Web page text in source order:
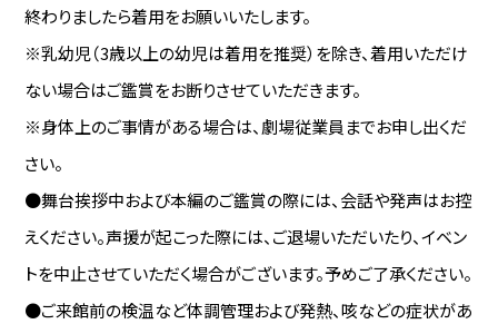
終わりましたら着用をお願いいたします。
※乳幼児（3歳以上の幼児は着用を推奨）を除き、着用いただけ
ない場合はご鑑賞をお断りさせていただきます。
※身体上のご事情がある場合は、劇場従業員までお申し出くだ
さい。
●舞台挨拶中および本編のご鑑賞の際には、会話や発声はお控
えください。声援が起こった際には、ご退場いただいたり、イベン
トを中止させていただく場合がございます。予めご了承ください。
●ご来館前の検温など体調管理および発熱、咳などの症状があ